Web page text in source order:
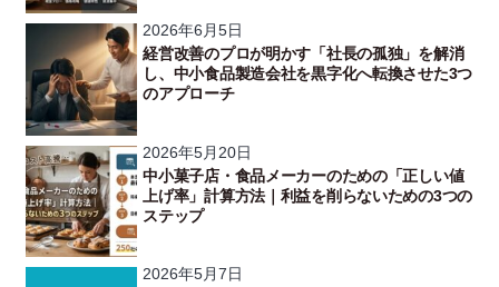
2026年6月5日
経営改善のプロが明かす「社長の孤独」を解消
し、中小食品製造会社を黒字化へ転換させた3つ
のアプローチ
2026年5月20日
中小菓子店・食品メーカーのための「正しい値
上げ率」計算方法｜利益を削らないための3つの
ステップ
2026年5月7日